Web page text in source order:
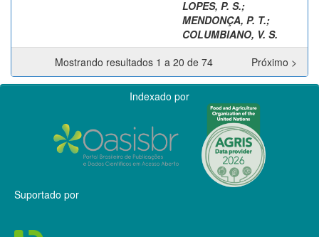
LOPES, P. S.;
MENDONÇA, P. T.;
COLUMBIANO, V. S.
Mostrando resultados 1 a 20 de 74
Próximo >
Indexado por
Suportado por